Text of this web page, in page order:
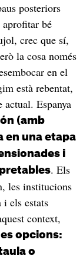
posteriors
aprofitar bé
crec que sí,
la cosa només
en el
està rebentat,
Espanya
(amb
en una etapa
i
. Els
les institucions
els estats
context,
opcions:
o